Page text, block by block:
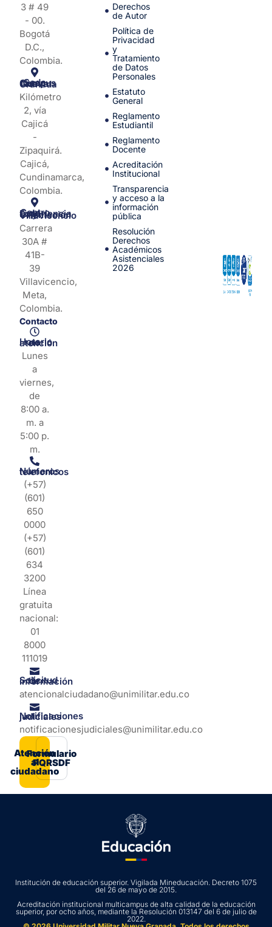
3 # 49
- 00.
Bogotá
D.C.,
Colombia.
Sede Campus Nueva Granada
Kilómetro
2, vía
Cajicá
-
Zipaquirá.
Cajicá,
Cundinamarca,
Colombia.
Centro de Experiencia y Orientación Villavicencio
Carrera
30A #
41B-
39
Villavicencio,
Meta,
Colombia.
Contacto
Horario de atención
Lunes
a
viernes,
de
8:00 a.
m. a
5:00 p.
m.
Números telefonicos
(+57)
(601)
650
0000
(+57)
(601)
634
3200
Línea
gratuita
nacional:
01
8000
111019
Solicitud de información
atencionalciudadano@unimilitar.edu.co
Notificaciones judiciales
notificacionesjudiciales@unimilitar.edu.co
Atención
al
ciudadano
Formulario
PQRSDF
Derechos
de Autor
Política de
Privacidad
y
Tratamiento
de Datos
Personales
Estatuto
General
Reglamento
Estudiantil
Reglamento
Docente
Acreditación
Institucional
Transparencia
y acceso a la
información
pública
Resolución
Derechos
Académicos
Asistenciales
2026
Institución de educación superior. Vigilada Mineducación. Decreto 1075
del 26 de mayo de 2015.
Acreditación institucional multicampus de alta calidad de la educación
superior, por ocho años, mediante la Resolución 013147 del 6 de julio de
2022.